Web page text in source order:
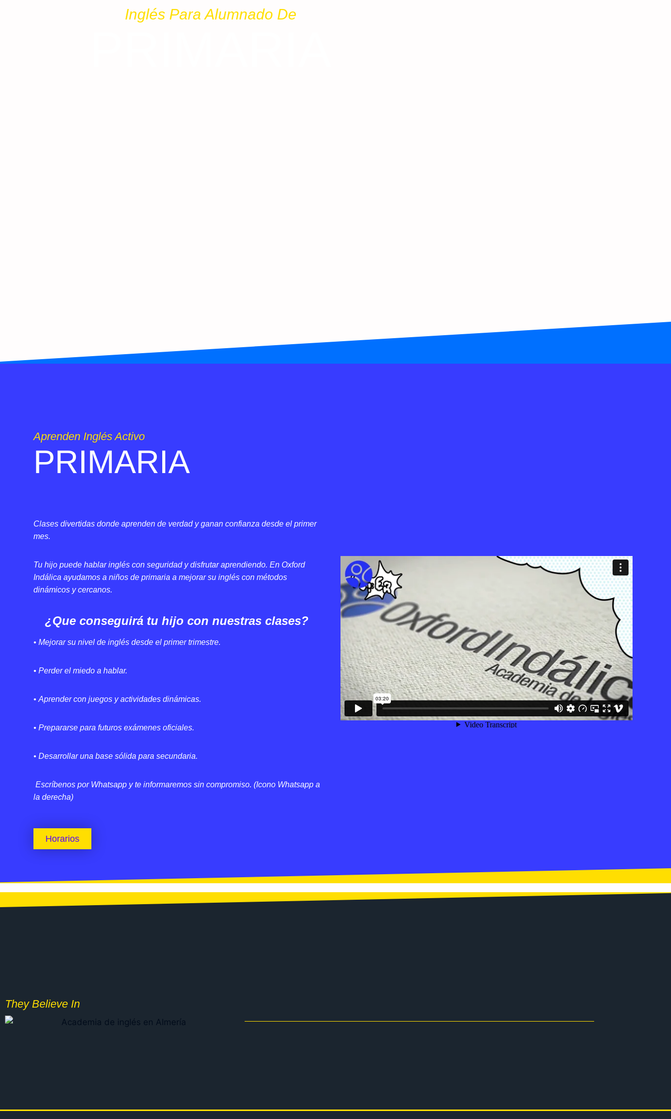
Inglés Para Alumnado De
Aprenden Inglés Activo
PRIMARIA
Clases divertidas donde aprenden de verdad y ganan confianza desde el primer
mes.
Tu hijo puede hablar inglés con seguridad y disfrutar aprendiendo. En Oxford
Indálica ayudamos a niños de primaria a mejorar su inglés con métodos
dinámicos y cercanos.
¿Que conseguirá tu hijo con nuestras clases?
• Mejorar su nivel de inglés desde el primer trimestre.
• Perder el miedo a hablar.
• Aprender con juegos y actividades dinámicas.
• Prepararse para futuros exámenes oficiales.
• Desarrollar una base sólida para secundaria.
Escríbenos por Whatsapp y te informaremos sin compromiso. (Icono Whatsapp a
la derecha)
Horarios
They Believe In